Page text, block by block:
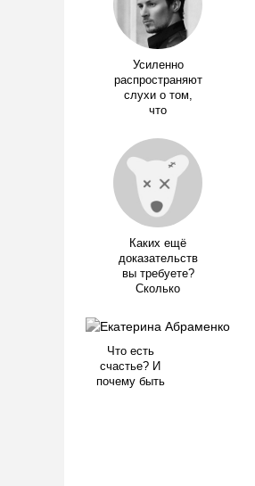
Усиленно
распространяют
слухи о том,
что
Каких ещё
доказательств
вы требуете?
Сколько
Что есть
счастье? И
почему быть